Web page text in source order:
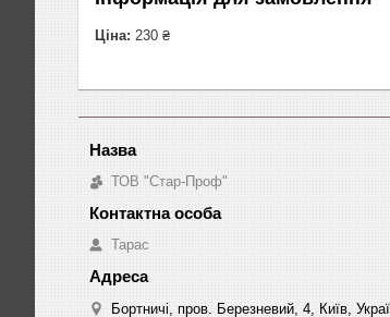
Ціна: 230 ₴
ТОВ "Стар-Проф"
Тарас
Бортничі, пров. Березневий, 4, Київ,